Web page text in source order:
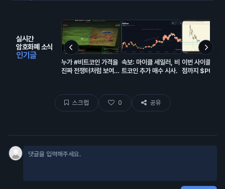
실시간
암호화폐 소식
인기글
누가 #비트코인 가격을
진짜 전쟁터처럼 보여주
속보: 마이클 세일러, 비
트코인 추가 매수 시사.
이번 사이클 바
점까지 $PUMP
스크랩 0 공유